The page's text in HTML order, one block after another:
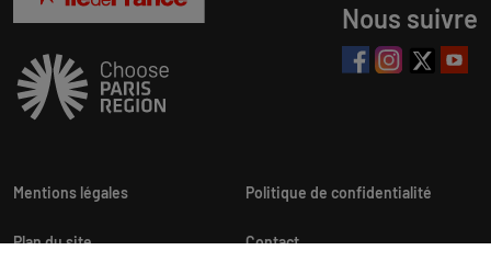
Nous suivre
Mentions légales Politique de confidentialité
Plan du site Contact